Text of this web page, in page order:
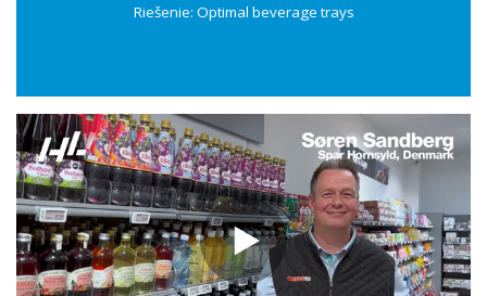
Riešenie: Optimal beverage trays